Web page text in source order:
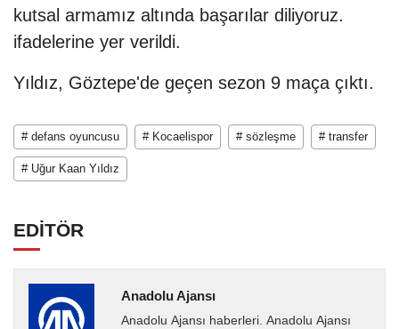
kutsal armamız altında başarılar diliyoruz.
ifadelerine yer verildi.
Yıldız, Göztepe'de geçen sezon 9 maça çıktı.
# defans oyuncusu # Kocaelispor # sözleşme # transfer
# Uğur Kaan Yıldız
EDİTÖR
Anadolu Ajansı
Anadolu Ajansı haberleri. Anadolu Ajansı